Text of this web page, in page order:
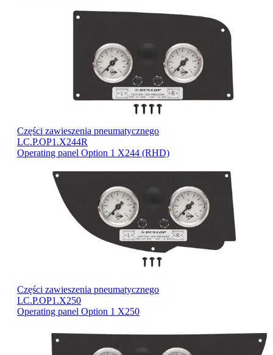
Części zawieszenia pneumatycznego
LC.P.OP1.X244R
Operating panel Option 1 X244 (RHD)
Części zawieszenia pneumatycznego
LC.P.OP1.X250
Operating panel Option 1 X250